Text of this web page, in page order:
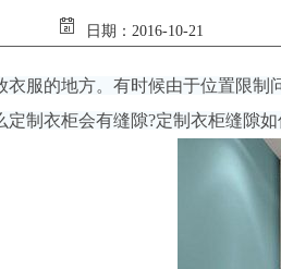
日期：2016-10-21
衣服的地方。有时候由于位置限
定制衣柜会有缝隙?定制衣柜缝隙如
86位业主获取了装修报价